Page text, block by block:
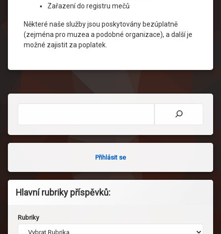
Zařazení do registru mečů
Některé naše služby jsou poskytovány bezúplatně
(zejména pro muzea a podobné organizace), a další je
možné zajistit za poplatek.
Přihlásit se
Hlavní rubriky příspěvků:
Rubriky